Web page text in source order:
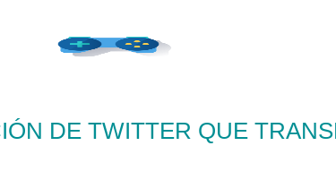
DE TWITTER QUE